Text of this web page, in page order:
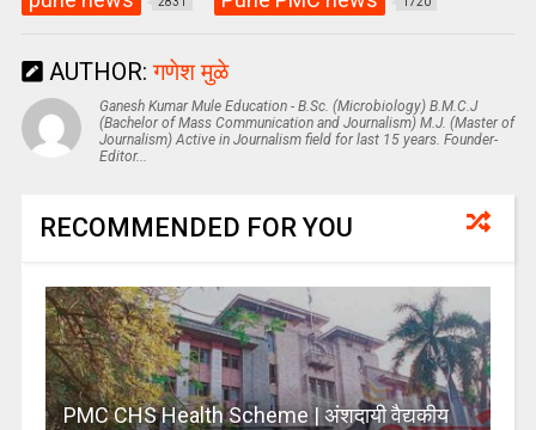
AUTHOR:गणेश मुळे
Ganesh Kumar Mule Education - B.Sc. (Microbiology) B.M.C.J
(Bachelor of Mass Communication and Journalism) M.J. (Master of
Journalism) Active in Journalism field for last 15 years. Founder-
Editor...
RECOMMENDED FOR YOU
PMC CHS Health Scheme | अंशदायी वैद्यकीय